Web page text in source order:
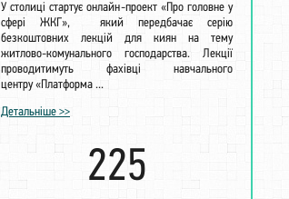
У столиці стартує онлайн-проект «Про головне у
сфері ЖКГ», який передбачає серію
безкоштовних лекцій для киян на тему
житлово-комунального господарства. Лекції
проводитимуть фахівці навчального
центру «Платформа ...
Детальніше >>
225